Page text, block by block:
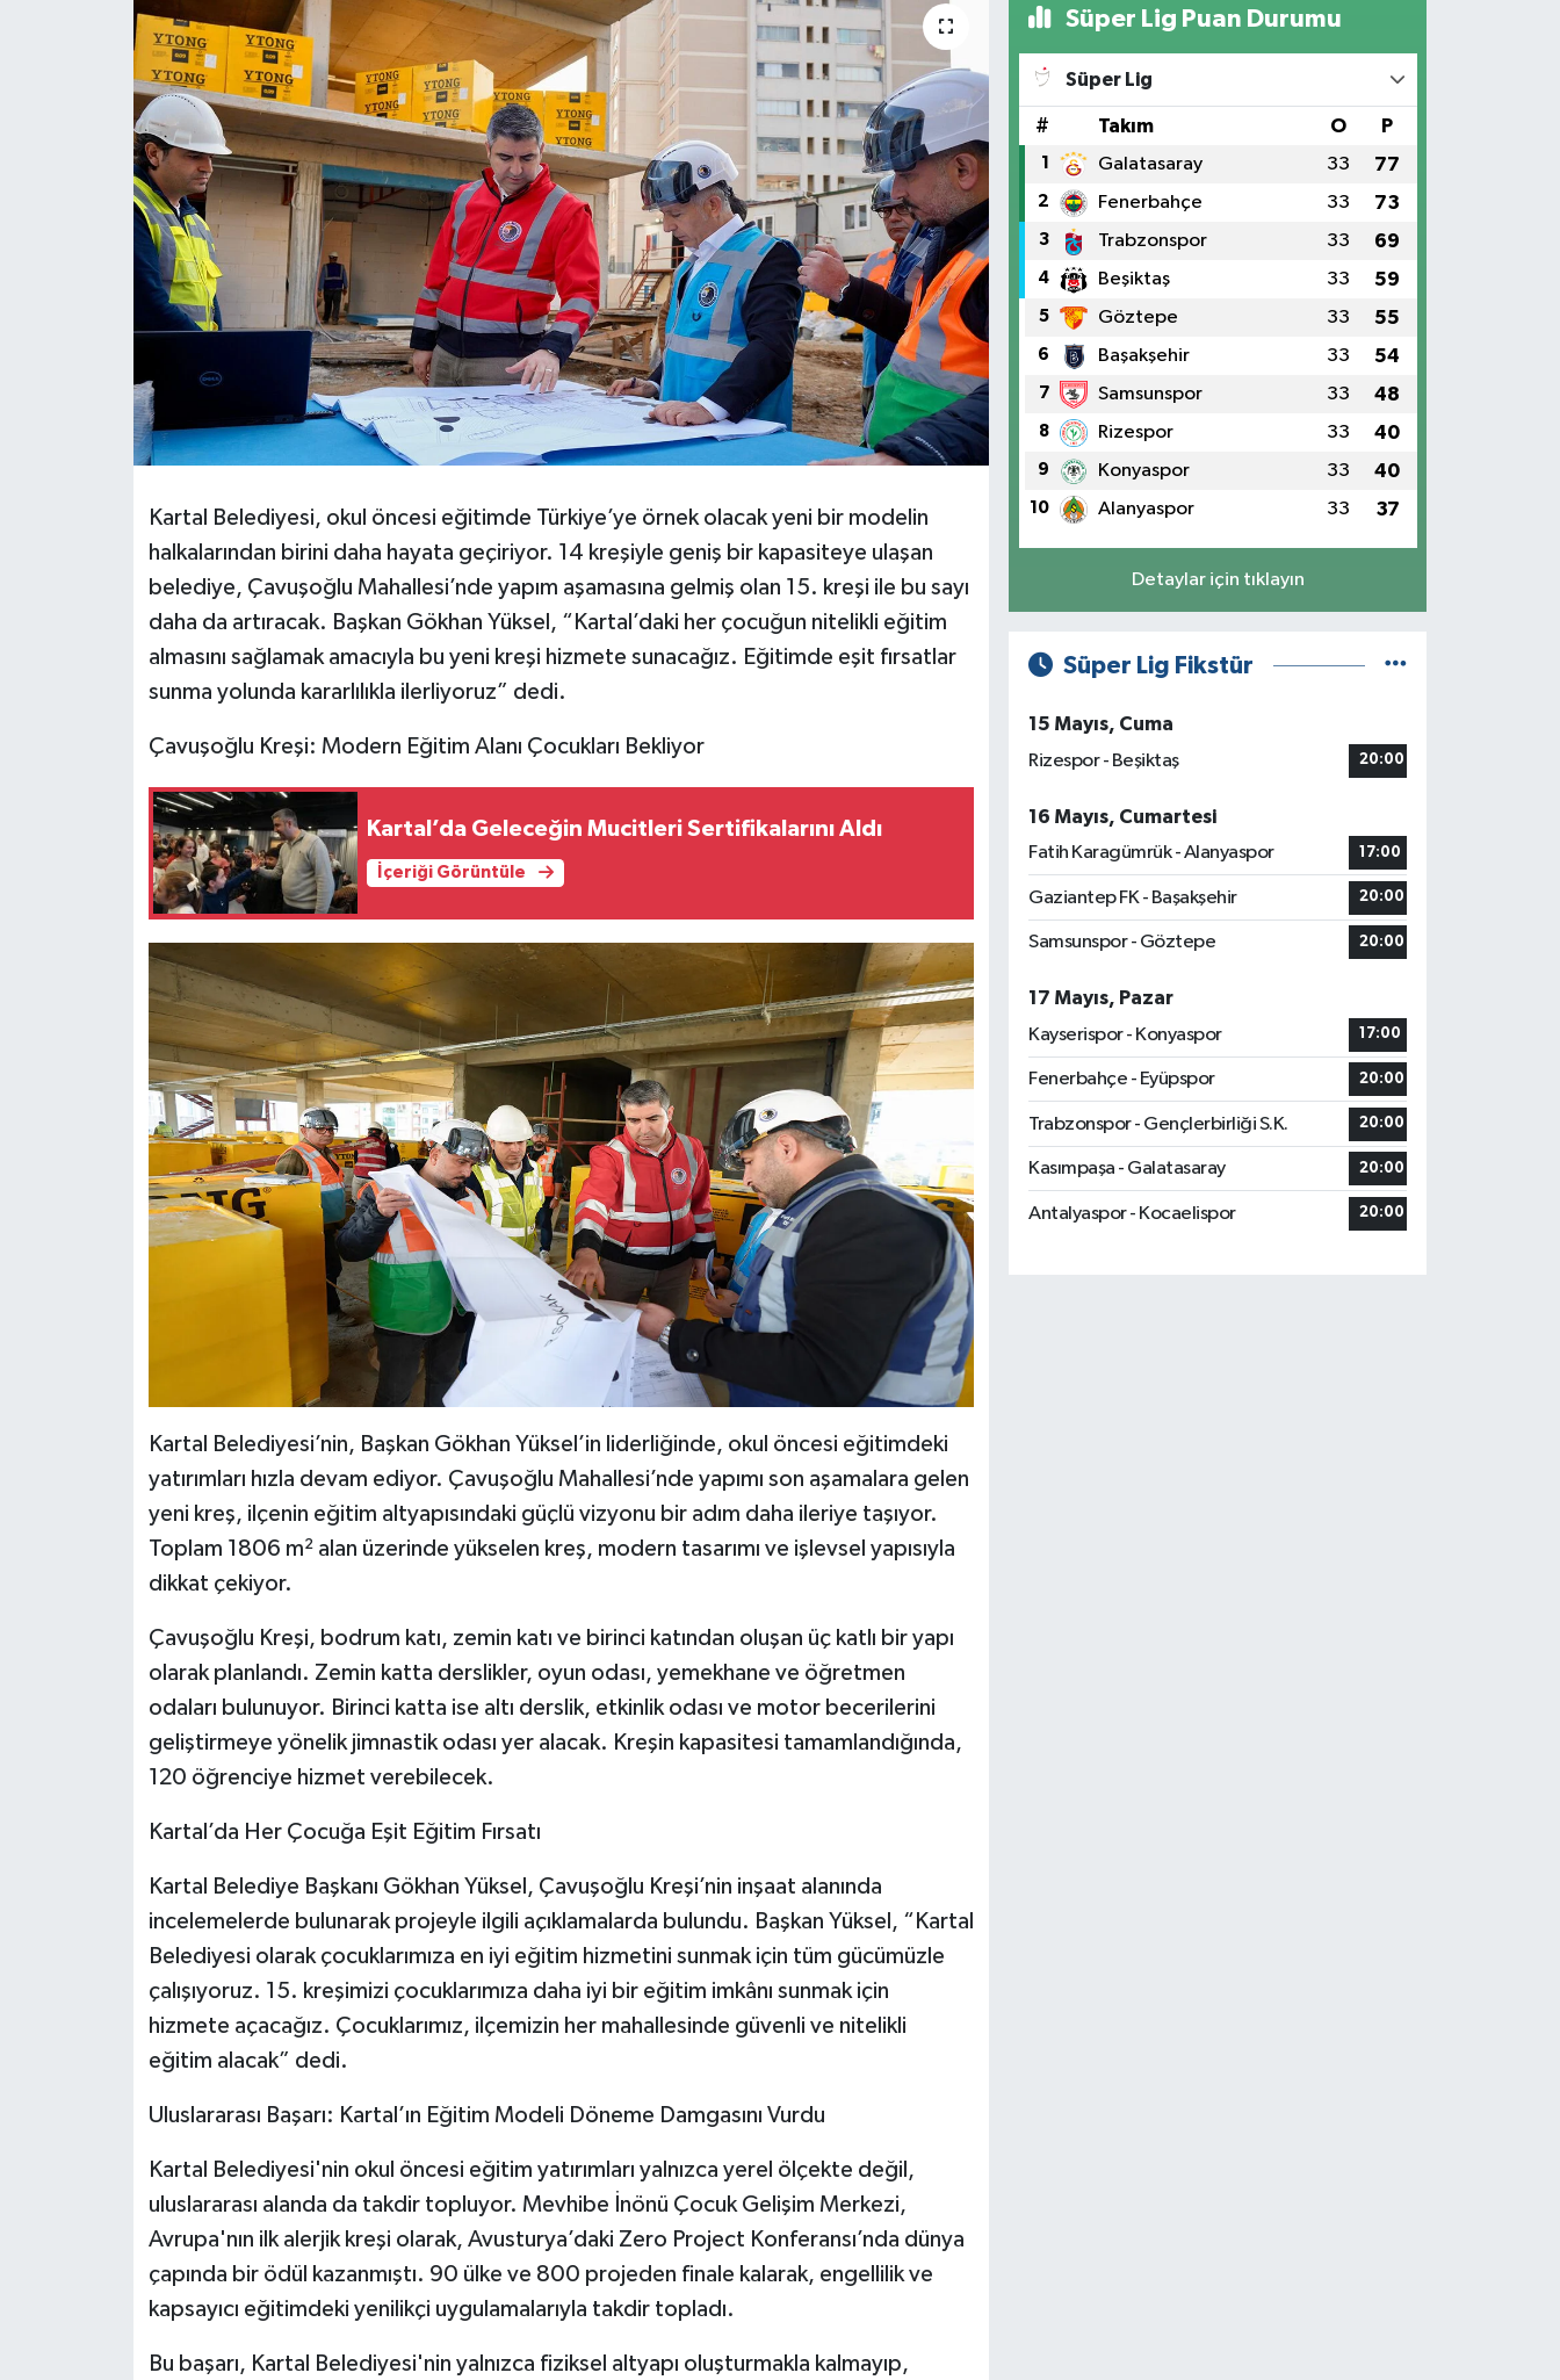
Kartal Belediyesi, okul öncesi eğitimde Türkiye’ye örnek olacak yeni bir modelin
halkalarından birini daha hayata geçiriyor. 14 kreşiyle geniş bir kapasiteye ulaşan
belediye, Çavuşoğlu Mahallesi’nde yapım aşamasına gelmiş olan 15. kreşi ile bu sayı
daha da artıracak. Başkan Gökhan Yüksel, “Kartal’daki her çocuğun nitelikli eğitim
almasını sağlamak amacıyla bu yeni kreşi hizmete sunacağız. Eğitimde eşit fırsatlar
sunma yolunda kararlılıkla ilerliyoruz” dedi.
Çavuşoğlu Kreşi: Modern Eğitim Alanı Çocukları Bekliyor
Kartal’da Geleceğin Mucitleri Sertifikalarını Aldı
İçeriği Görüntüle
Kartal Belediyesi’nin, Başkan Gökhan Yüksel’in liderliğinde, okul öncesi eğitimdeki
yatırımları hızla devam ediyor. Çavuşoğlu Mahallesi’nde yapımı son aşamalara gelen
yeni kreş, ilçenin eğitim altyapısındaki güçlü vizyonu bir adım daha ileriye taşıyor.
Toplam 1806 m² alan üzerinde yükselen kreş, modern tasarımı ve işlevsel yapısıyla
dikkat çekiyor.
Çavuşoğlu Kreşi, bodrum katı, zemin katı ve birinci katından oluşan üç katlı bir yapı
olarak planlandı. Zemin katta derslikler, oyun odası, yemekhane ve öğretmen
odaları bulunuyor. Birinci katta ise altı derslik, etkinlik odası ve motor becerilerini
geliştirmeye yönelik jimnastik odası yer alacak. Kreşin kapasitesi tamamlandığında,
120 öğrenciye hizmet verebilecek.
Kartal’da Her Çocuğa Eşit Eğitim Fırsatı
Kartal Belediye Başkanı Gökhan Yüksel, Çavuşoğlu Kreşi’nin inşaat alanında
incelemelerde bulunarak projeyle ilgili açıklamalarda bulundu. Başkan Yüksel, “Kartal
Belediyesi olarak çocuklarımıza en iyi eğitim hizmetini sunmak için tüm gücümüzle
çalışıyoruz. 15. kreşimizi çocuklarımıza daha iyi bir eğitim imkânı sunmak için
hizmete açacağız. Çocuklarımız, ilçemizin her mahallesinde güvenli ve nitelikli
eğitim alacak” dedi.
Uluslararası Başarı: Kartal’ın Eğitim Modeli Döneme Damgasını Vurdu
Kartal Belediyesi'nin okul öncesi eğitim yatırımları yalnızca yerel ölçekte değil,
uluslararası alanda da takdir topluyor. Mevhibe İnönü Çocuk Gelişim Merkezi,
Avrupa'nın ilk alerjik kreşi olarak, Avusturya’daki Zero Project Konferansı’nda dünya
çapında bir ödül kazanmıştı. 90 ülke ve 800 projeden finale kalarak, engellilik ve
kapsayıcı eğitimdeki yenilikçi uygulamalarıyla takdir topladı.
Bu başarı, Kartal Belediyesi'nin yalnızca fiziksel altyapı oluşturmakla kalmayıp,
Süper Lig Puan Durumu
Süper Lig
# Takım O P
1 Galatasaray 33 77
2 Fenerbahçe 33 73
3 Trabzonspor 33 69
4 Beşiktaş 33 59
5 Göztepe 33 55
6 Başakşehir 33 54
7 Samsunspor 33 48
8 Rizespor 33 40
9 Konyaspor 33 40
10 Alanyaspor 33 37
Detaylar için tıklayın
Süper Lig Fikstür
15 Mayıs, Cuma
Rizespor - Beşiktaş
20:00
16 Mayıs, Cumartesi
Fatih Karagümrük - Alanyaspor
17:00
Gaziantep FK - Başakşehir 20:00
Samsunspor - Göztepe 20:00
17 Mayıs, Pazar
Kayserispor - Konyaspor
17:00
Fenerbahçe - Eyüpspor 20:00
Trabzonspor - Gençlerbirliği S.K. 20:00
Kasımpaşa - Galatasaray 20:00
Antalyaspor - Kocaelispor 20:00
TEKNOLOJİ